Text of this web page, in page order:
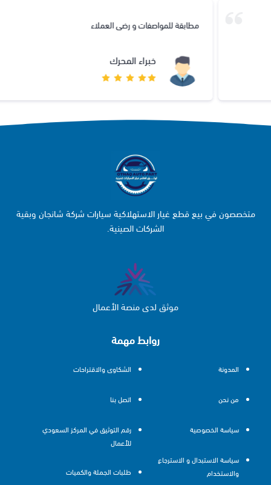
مطابقة للمواصفات و رضى العملاء
خبراء المحرك
روابط مهمة
المدونة
من نحن
سياسة الخصوصية
سياسة الاستبدال و الاسترجاع
والاستخدام
الشكاوى والاقتراحات
اتصل بنا
رقم التوثيق في المركز السعودي
للأعمال
طلبات الجملة والكميات
متخصصون في بيع قطع غيار الاستهلاكية سيارات شركة شانجان وبقية
الشركات الصينية.
موثق لدى منصة الأعمال